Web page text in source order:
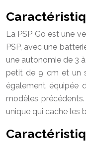
La PSP Go est une
PSP, avec une
une autonomie de 3
petit de 9 cm et un
également équipée
modèles
unique qui cache les